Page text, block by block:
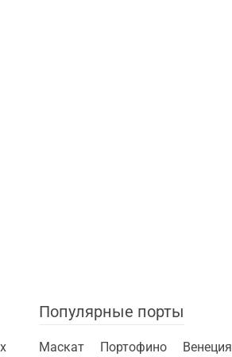
Популярные порты
Маскат Портофино Венеция